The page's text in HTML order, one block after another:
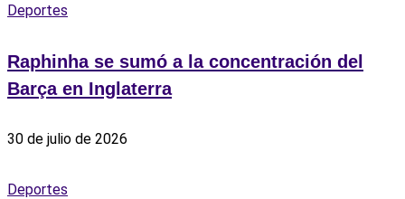
Deportes
Raphinha se sumó a la concentración del
Barça en Inglaterra
30 de julio de 2026
Deportes